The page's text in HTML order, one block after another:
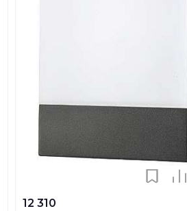
12 310